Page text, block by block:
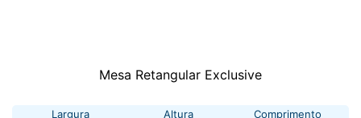
Mesa Retangular Exclusive
Largura Altura Comprimento